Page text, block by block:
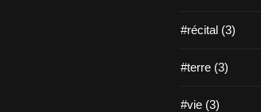
#récital (3)
#terre (3)
#vie (3)